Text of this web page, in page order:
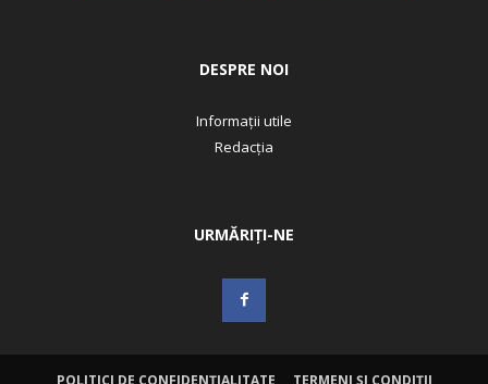
DESPRE NOI
Informații utile
Redacția
URMĂRIȚI-NE